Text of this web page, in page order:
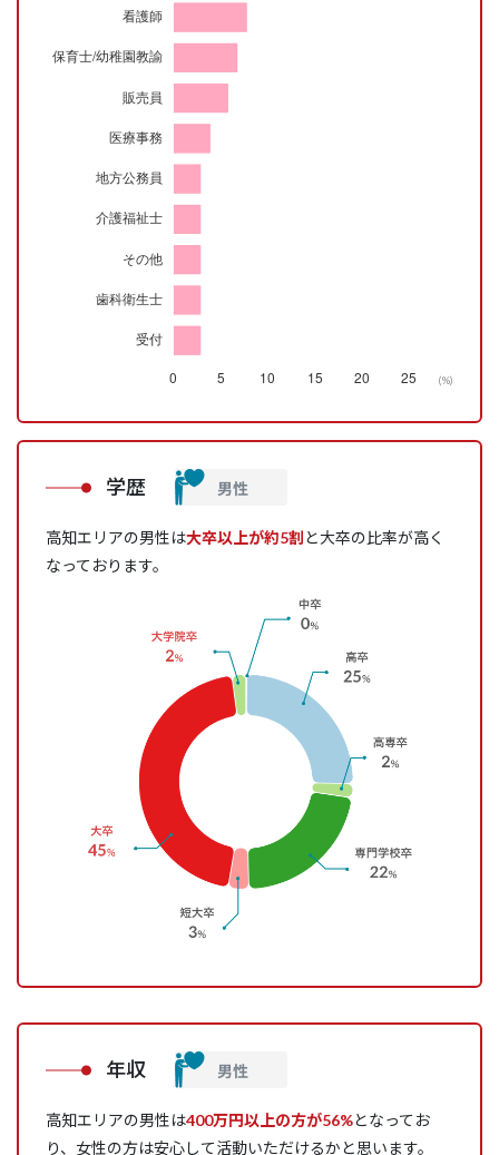
(%)
学歴
高知エリアの男性は大卒以上が約5割と大卒の比率が高く
なっております。
年収
高知エリアの男性は400万円以上の方が56%となってお
り、女性の方は安心して活動いただけるかと思います。